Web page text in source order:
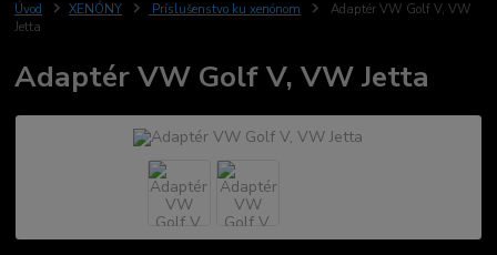
Úvod XENÓNY Príslušenstvo ku xenónom
Adaptér VW Golf V, VW
Jetta
Adaptér VW Golf V, VW Jetta